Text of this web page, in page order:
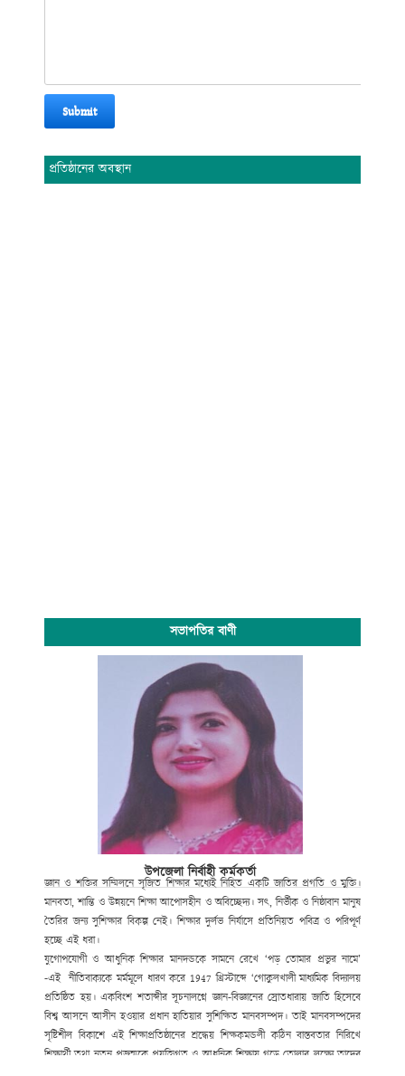
Submit
প্রতিষ্ঠানের অবস্থান
সভাপতির বাণী
উপজেলা নির্বাহী কর্মকর্তা
জ্ঞান ও শক্তির সম্মিলনে সৃজিত শিক্ষার মধ্যেই নিহিত একটি জাতির প্রগতি ও মুক্তি।
মানবতা, শান্তি ও উন্নয়নে শিক্ষা আপোসহীন ও অবিচ্ছেদ্য। সৎ, নির্ভীক ও নিষ্ঠাবান মানুষ
তৈরির জন্য সুশিক্ষার বিকল্প নেই। শিক্ষার দুর্লভ নির্যাসে প্রতিনিয়ত পবিত্র ও পরিপূর্ণ
হচ্ছে এই ধরা।
যুগোপযোগী ও আধুনিক শিক্ষার মানদন্ডকে সামনে রেখে ‘পড় তোমার প্রভুর নামে’
-এই নীতিবাক্যকে মর্মমূলে ধারণ করে1947 খ্রিস্টাব্দে ‘গোকুলখালী মাধ্যমিক বিদ্যালয়
প্রতিষ্ঠিত হয়। একবিংশ শতাব্দীর সূচনালগ্নে জ্ঞান-বিজ্ঞানের স্রোতধারায় জাতি হিসেবে
বিশ্ব আসনে আসীন হওয়ার প্রধান হাতিয়ার সুশিক্ষিত মানবসম্পদ। তাই মানবসম্পদের
সৃষ্টিশীল বিকাশে এই শিক্ষাপ্রতিষ্ঠানের শ্রদ্ধেয় শিক্ষকমন্ডলী কঠিন বাস্তবতার নিরিখে
শিক্ষার্থী তথা নতুন প্রজন্মকে প্রযুক্তিগত ও আধুনিক শিক্ষায় গড়ে তোলার লক্ষ্যে তাদের